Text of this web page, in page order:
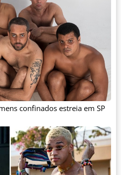
confinados estreia em SP